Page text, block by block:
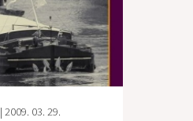
| 2009. 03. 29.